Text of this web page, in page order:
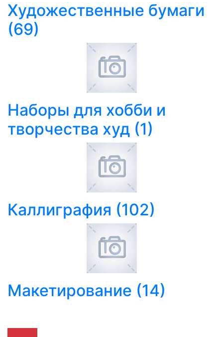
Художественные бумаги
(69)
Наборы для хобби и
творчества худ (1)
Каллиграфия (102)
Макетирование (14)